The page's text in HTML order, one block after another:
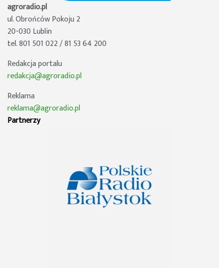
agroradio.pl
ul. Obrońców Pokoju 2
20-030 Lublin
tel. 801 501 022 / 81 53 64 200
Redakcja portalu
redakcja@agroradio.pl
Reklama
reklama@agroradio.pl
Partnerzy